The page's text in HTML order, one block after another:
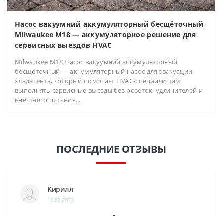
Насос вакуумний аккумуляторный бесщёточный
Milwaukee M18 — аккумуляторное решение для
сервисных выездов HVAC
Milwaukee M18 Насос вакуумний аккумуляторный
бесщёточный — аккумуляторный насос для эвакуации
хладагента, который помогает HVAC-специалистам
выполнять сервисные выезды без розеток, удлинителей и
внешнего питания...
ПОСЛЕДНИЕ ОТЗЫВЫ
Кирилл
18.02.2023